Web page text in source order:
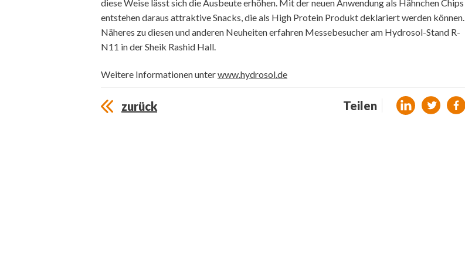
diese Weise lässt sich die Ausbeute erhöhen. Mit der neuen Anwendung als Hähnchen Chips
entstehen daraus attraktive Snacks, die als High Protein Produkt deklariert werden können.
Näheres zu diesen und anderen Neuheiten erfahren Messebesucher am Hydrosol-Stand R-
N11 in der Sheik Rashid Hall.
Weitere Informationen unterwww.hydrosol.de
zurück Teilen